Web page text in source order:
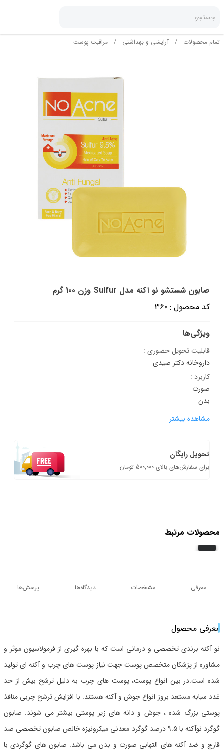
جستجو
تمام محصولات / آرایشی و بهداشتی / مراقبت پوست
صابون شستشو نو آکنه مدل Sulfur وزن 100 گرم
کد محصول : 360
ویژگی‌ها
قابلیت تحویل حضوری :
داروخانه دکتر صیدی
کاربرد :
صورت
بدن
مشاهده بیشتر
تحویل رایگان
برای سفارش‌های بالای 500,000 تومان
محصولات مرتبط
معرفی مشخصات دیدگاه‌ها پرسش‌ها
معرفی محصول
نو آکنه برندی تخصصی و درمانی است که با بهره گیری از فرمولاسیون موثر و
مشاوره از پزشکان متخصص پوست جهت نیاز پوست های چرب و آکنه ای تولید
شده است.در بین انواع پوست، پوست های چرب به دلیل ترشح بیش از حد
غدد سبابه مستعد بروز انواع جوش و آکنه هستند. با افزایش ترشح چربی منافذ
پوستی بزرگ شده ، جوش و دانه های زیر پوستی بیشتر می شوند. صابون
گوگرد نوآکنه با 9.5 درصد گوگرد معدنی میکرونیزه خالص صابون تخصصی ضد
قارچ و ضد آکنه های التهابی صورت و بدن می باشد. صابون های گوگردی با